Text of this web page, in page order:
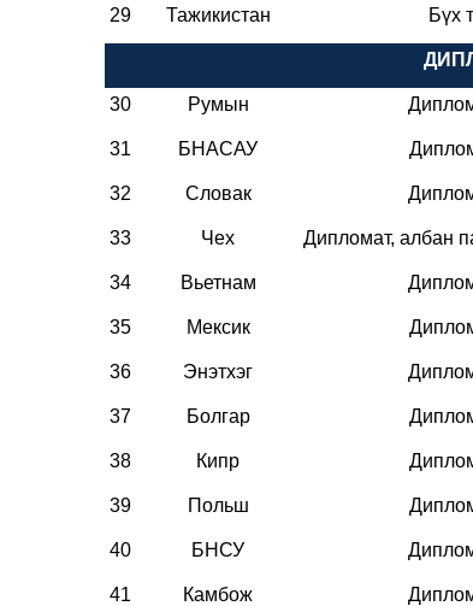
29 Тажикистан Бүх
30 Румын
31 БНАСАУ
32 Словак
33 Чех Дипломат, албан
34 Вьетнам
35 Мексик
36 Энэтхэг
37 Болгар
38 Кипр
39 Польш
40 БНСУ
41 Камбож